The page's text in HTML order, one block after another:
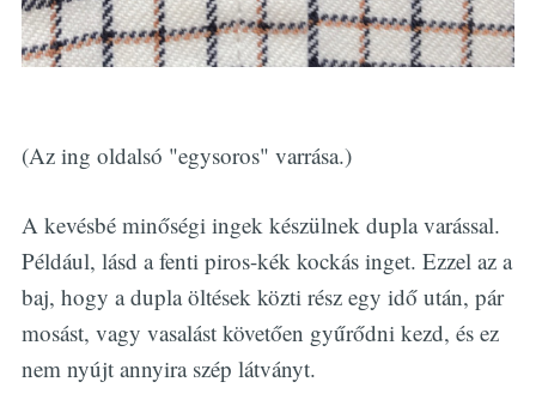
(Az ing oldalsó "egysoros" varrása.)
A kevésbé minőségi ingek készülnek dupla varással.
Például, lásd a fenti piros-kék kockás inget. Ezzel az a
baj, hogy a dupla öltések közti rész egy idő után, pár
mosást, vagy vasalást követően gyűrődni kezd, és ez
nem nyújt annyira szép látványt.